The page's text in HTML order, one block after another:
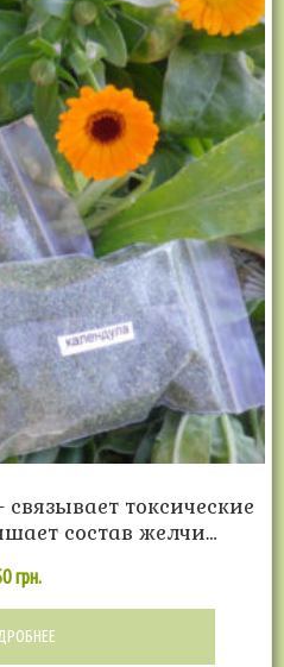
токсические
состав желчи…
грн.